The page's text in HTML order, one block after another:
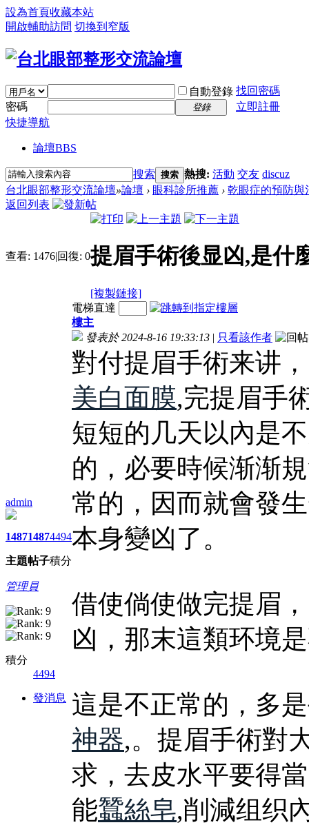
設為首頁收藏本站
開啟輔助訪問 切換到窄版
自動登錄 找回密碼
密碼
登錄
立即註冊
快捷導航
論壇BBS
搜索 搜索 熱搜: 活動 交友 discuz
台北眼部整形交流論壇»論壇 › 眼科診所推薦 › 乾眼症的預防與
返回列表
查看: 1476|回復: 0提眉手術後显凶,是什
[複製鏈接]
admin
1487
主題
1487
帖子
4494
積分
管理員
積分
4494
發消息
電梯直達
樓主
發表於 2024-8-16 19:33:13 | 只看該作者
對付提眉手術来讲
美白面膜,完提眉手
短短的几天以內是
的，必要時候渐渐
常的，因而就會發
本身變凶了。
借使倘使做完提眉
凶，那末這類环境
這是不正常的，多
神器,。提眉手術對
求，去皮水平要得
能蠶絲皂,削減组织